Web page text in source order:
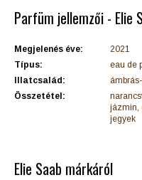
Parfüm jellemzői - Elie
Megjelenés éve:
2021
Típus:
eau de
Illatcsalád:
Összetétel:
jázmin,
jegyek
Elie Saab márkáról